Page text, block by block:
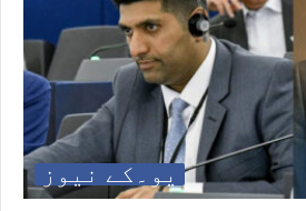
یو۔کے نیوز